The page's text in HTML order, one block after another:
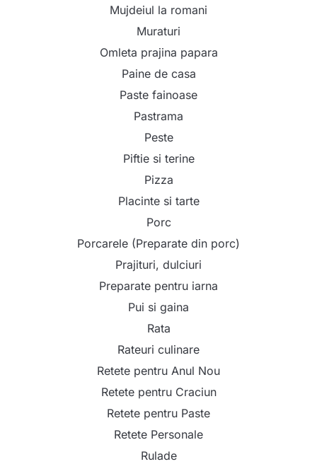
Mujdeiul la romani
Muraturi
Omleta prajina papara
Paine de casa
Paste fainoase
Pastrama
Peste
Piftie si terine
Pizza
Placinte si tarte
Porc
Porcarele (Preparate din porc)
Prajituri, dulciuri
Preparate pentru iarna
Pui si gaina
Rata
Rateuri culinare
Retete pentru Anul Nou
Retete pentru Craciun
Retete pentru Paste
Retete Personale
Rulade